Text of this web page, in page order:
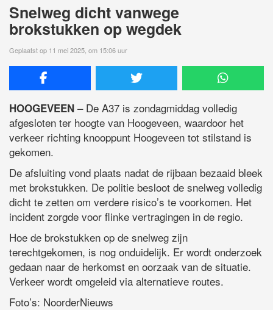
Snelweg dicht vanwege
brokstukken op wegdek
Geplaatst op 11 mei 2025, om 15:06 uur
HOOGEVEEN – De A37 is zondagmiddag volledig
afgesloten ter hoogte van Hoogeveen, waardoor het
verkeer richting knooppunt Hoogeveen tot stilstand is
gekomen.
De afsluiting vond plaats nadat de rijbaan bezaaid bleek
met brokstukken. De politie besloot de snelweg volledig
dicht te zetten om verdere risico’s te voorkomen. Het
incident zorgde voor flinke vertragingen in de regio.
Hoe de brokstukken op de snelweg zijn
terechtgekomen, is nog onduidelijk. Er wordt onderzoek
gedaan naar de herkomst en oorzaak van de situatie.
Verkeer wordt omgeleid via alternatieve routes.
Foto’s: NoorderNieuws